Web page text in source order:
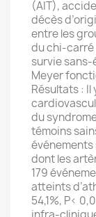
(AIT),
décès
entre les
du chi-carré
survie
Meyer
Résultats :
du
témoins
dont les
179
atteints
54,1%, P<